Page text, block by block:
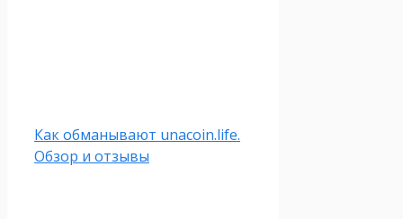
Как обманывают unacoin.life.
Обзор и отзывы